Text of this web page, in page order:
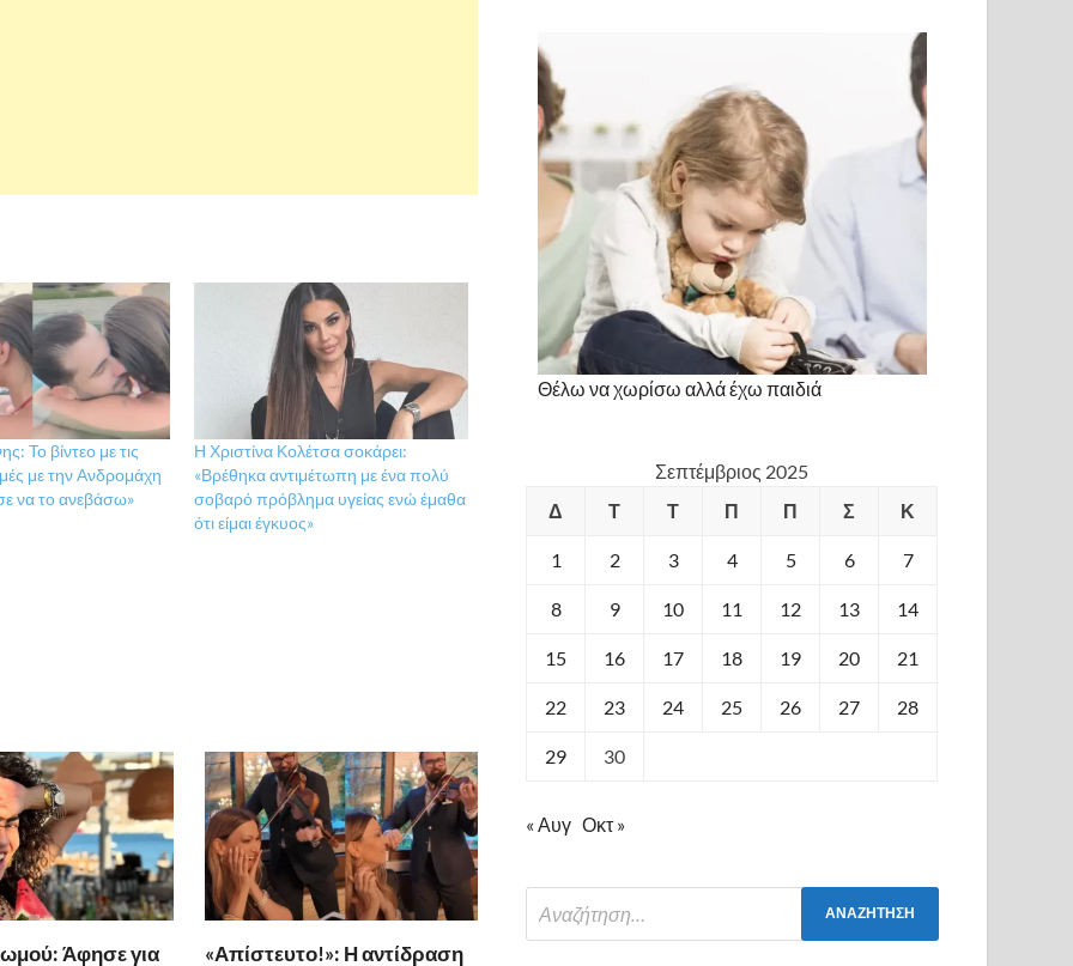
Το βίντεο με τις
με την Ανδρομάχη
να το ανεβάσω»
Η Χριστίνα Κολέτσα σοκάρει:
«Βρέθηκα αντιμέτωπη με ένα πολύ
σοβαρό πρόβλημα υγείας ενώ έμαθα
ότι είμαι έγκυος»
Άφησε για «Απίστευτο!»: Η αντίδραση
Θέλω να χωρίσω αλλά έχω παιδιά
Σεπτέμβριος 2025
Δ
Τ Τ Π Π Σ Κ
1 2 3 4 5 6 7
8 9 10 11 12 13 14
15 16 17 18 19 20 21
22 23 24 25 26 27 28
29 30
« Αυγ Οκτ »